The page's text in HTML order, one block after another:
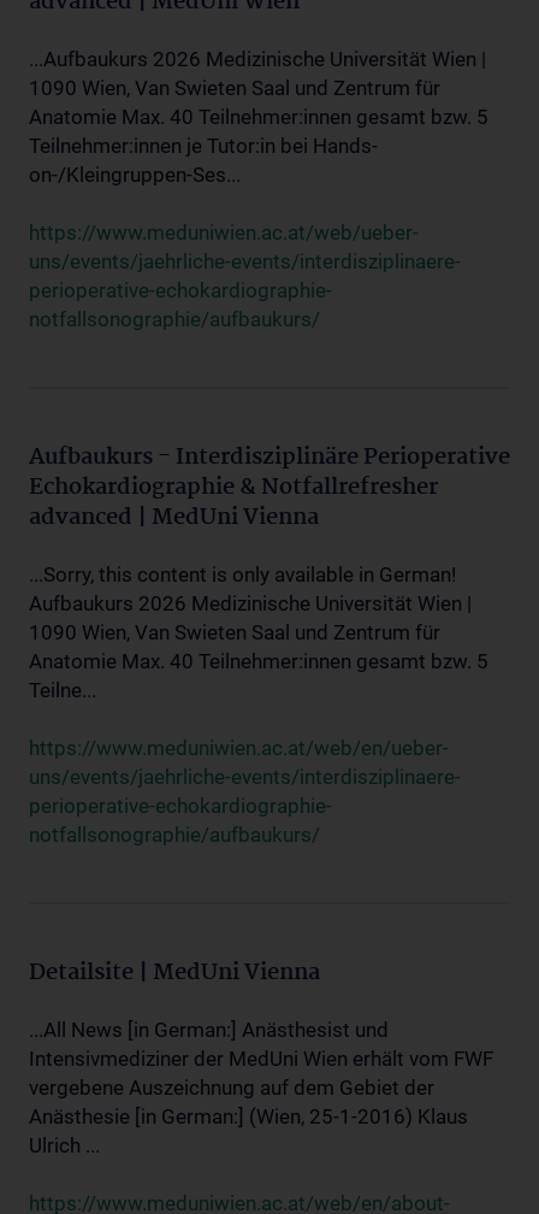
...Aufbaukurs 2026 Medizinische Universität Wien |
1090 Wien, Van Swieten Saal und Zentrum für
Anatomie Max. 40 Teilnehmer:innen gesamt bzw. 5
Teilnehmer:innen je Tutor:in bei Hands-
on-/Kleingruppen-Ses...
https://www.meduniwien.ac.at/web/ueber-
uns/events/jaehrliche-events/interdisziplinaere-
perioperative-echokardiographie-
notfallsonographie/aufbaukurs/
Aufbaukurs - Interdisziplinäre Perioperative
Echokardiographie & Notfallrefresher
advanced | MedUni Vienna
...Sorry, this content is only available in German!
Aufbaukurs 2026 Medizinische Universität Wien |
1090 Wien, Van Swieten Saal und Zentrum für
Anatomie Max. 40 Teilnehmer:innen gesamt bzw. 5
Teilne...
https://www.meduniwien.ac.at/web/en/ueber-
uns/events/jaehrliche-events/interdisziplinaere-
perioperative-echokardiographie-
notfallsonographie/aufbaukurs/
Detailsite | MedUni Vienna
...All News [in German:] Anästhesist und
Intensivmediziner der MedUni Wien erhält vom FWF
vergebene Auszeichnung auf dem Gebiet der
Anästhesie [in German:] (Wien, 25-1-2016) Klaus
Ulrich ...
https://www.meduniwien.ac.at/web/en/about-